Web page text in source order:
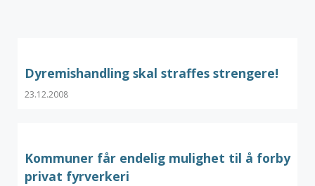
Dyremishandling skal straffes strengere!
23.12.2008
Kommuner får endelig mulighet til å forby
privat fyrverkeri